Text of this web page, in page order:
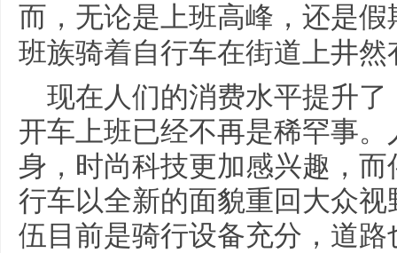
而，无论是上班高峰，还是
班族骑着自行车在街道上井然
现在人们的消费水平提升
开车上班已经不再是稀罕事
身，时尚科技更加感兴趣，
行车以全新的面貌重回大众
伍目前是骑行设备充分，道